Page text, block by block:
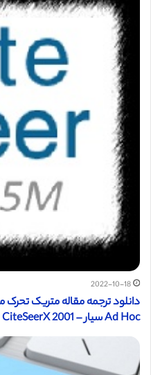
2022-10-18
دانلود ترجمه مقاله متریک
Ad Hoc سیار – CiteSeerX 2001